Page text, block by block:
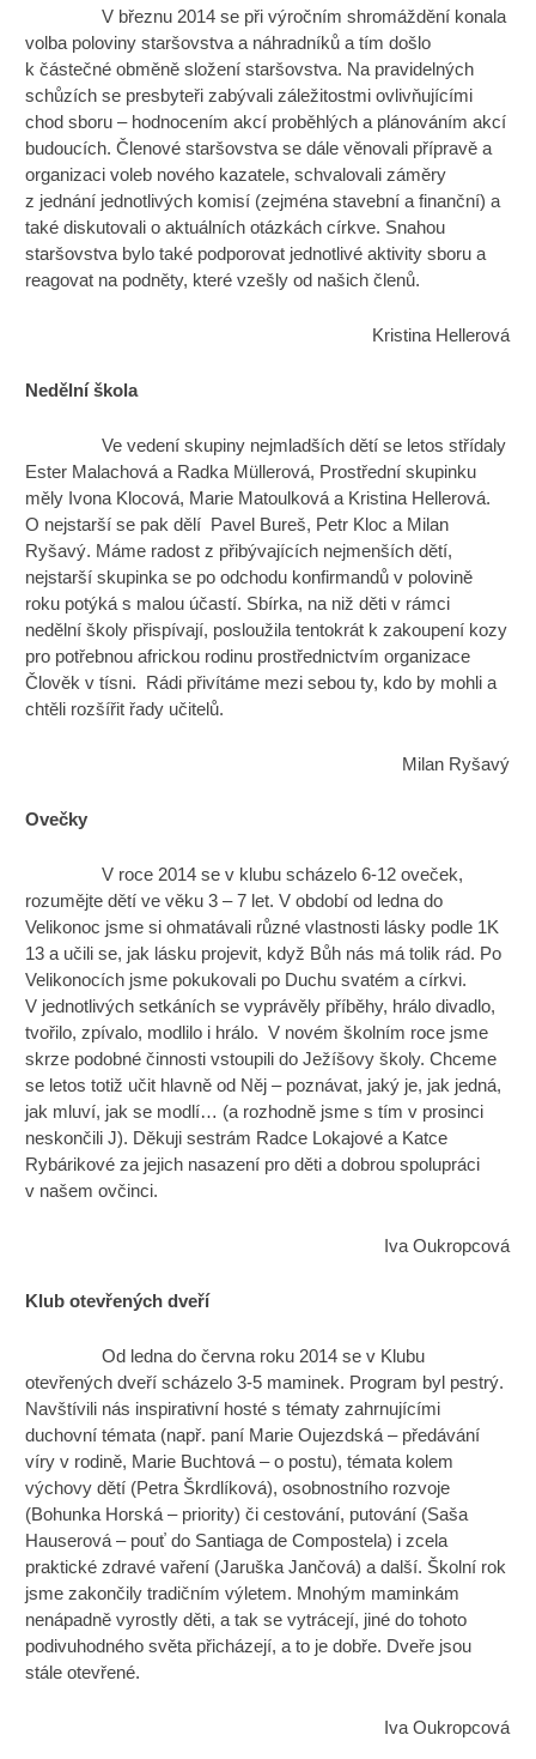
V březnu 2014 se při výročním shromáždění konala
volba poloviny staršovstva a náhradníků a tím došlo
k částečné obměně složení staršovstva. Na pravidelných
schůzích se presbyteři zabývali záležitostmi ovlivňujícími
chod sboru – hodnocením akcí proběhlých a plánováním akcí
budoucích. Členové staršovstva se dále věnovali přípravě a
organizaci voleb nového kazatele, schvalovali záměry
z jednání jednotlivých komisí (zejména stavební a finanční) a
také diskutovali o aktuálních otázkách církve. Snahou
staršovstva bylo také podporovat jednotlivé aktivity sboru a
reagovat na podněty, které vzešly od našich členů.
Kristina Hellerová
Nedělní škola
Ve vedení skupiny nejmladších dětí se letos střídaly
Ester Malachová a Radka Müllerová, Prostřední skupinku
měly Ivona Klocová, Marie Matoulková a Kristina Hellerová.
O nejstarší se pak dělí Pavel Bureš, Petr Kloc a Milan
Ryšavý. Máme radost z přibývajících nejmenších dětí,
nejstarší skupinka se po odchodu konfirmandů v polovině
roku potýká s malou účastí. Sbírka, na niž děti v rámci
nedělní školy přispívají, posloužila tentokrát k zakoupení kozy
pro potřebnou africkou rodinu prostřednictvím organizace
Člověk v tísni. Rádi přivítáme mezi sebou ty, kdo by mohli a
chtěli rozšířit řady učitelů.
Milan Ryšavý
Ovečky
V roce 2014 se v klubu scházelo 6-12 oveček,
rozumějte dětí ve věku 3 – 7 let. V období od ledna do
Velikonoc jsme si ohmatávali různé vlastnosti lásky podle 1K
13 a učili se, jak lásku projevit, když Bůh nás má tolik rád. Po
Velikonocích jsme pokukovali po Duchu svatém a církvi.
V jednotlivých setkáních se vyprávěly příběhy, hrálo divadlo,
tvořilo, zpívalo, modlilo i hrálo. V novém školním roce jsme
skrze podobné činnosti vstoupili do Ježíšovy školy. Chceme
se letos totiž učit hlavně od Něj – poznávat, jaký je, jak jedná,
jak mluví, jak se modlí… (a rozhodně jsme s tím v prosinci
neskončili J). Děkuji sestrám Radce Lokajové a Katce
Rybárikové za jejich nasazení pro děti a dobrou spolupráci
v našem ovčinci.
Iva Oukropcová
Klub otevřených dveří
Od ledna do června roku 2014 se v Klubu
otevřených dveří scházelo 3-5 maminek. Program byl pestrý.
Navštívili nás inspirativní hosté s tématy zahrnujícími
duchovní témata (např. paní Marie Oujezdská – předávání
víry v rodině, Marie Buchtová – o postu), témata kolem
výchovy dětí (Petra Škrdlíková), osobnostního rozvoje
(Bohunka Horská – priority) či cestování, putování (Saša
Hauserová – pouť do Santiaga de Compostela) i zcela
praktické zdravé vaření (Jaruška Jančová) a další. Školní rok
jsme zakončily tradičním výletem. Mnohým maminkám
nenápadně vyrostly děti, a tak se vytrácejí, jiné do tohoto
podivuhodného světa přicházejí, a to je dobře. Dveře jsou
stále otevřené.
Iva Oukropcová